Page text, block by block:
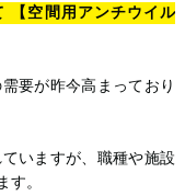
【空間用アンチウイル
要が昨今高まっており
いますが、職種や施設
。